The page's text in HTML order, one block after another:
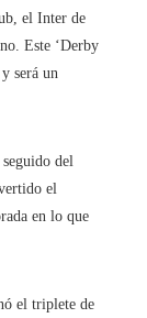
el Inter de
Este ‘Derby
será un
del
el
en lo que
el triplete de